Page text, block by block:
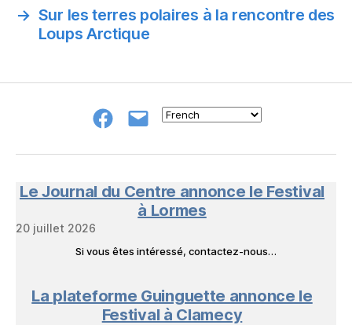
→ Sur les terres polaires à la rencontre des
Loups Arctique
Groupe
NeL
E-
à
Livres
Le Journal du Centre annonce le Festival
à Lormes
20 juillet 2026
Si vous êtes intéressé, contactez-nous…
La plateforme Guinguette annonce le
Festival à Clamecy